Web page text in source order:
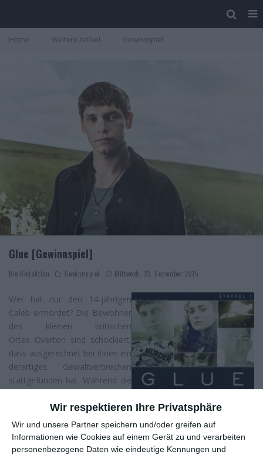
Wir respektieren Ihre Privatsphäre
Wir und unsere Partner speichern und/oder greifen auf
Informationen wie Cookies auf einem Gerät zu und verarbeiten
personenbezogene Daten wie eindeutige Kennungen und
Home Weitere Artikel Gewinnspiel
Glue [Gewinnspiel]
Die Redaktion Gewinnspiel Mittwoch, 23. Dezember 2015
Wer hat nur den 14-jährigen
Caleb ermordet? Die Bewohner
des kleinen britischen
Ortes Overton sind schockiert,
dass ausgerechnet bei ihnen ein
derartiges Gewaltverbrechen
stattgefunden hat. Während die
ihrem Verlust ringen, gestaltet
sich die Suche nach dem Täter
für die Polizei äußerst schwierig.
Denn je tiefer sie bohrt, umso